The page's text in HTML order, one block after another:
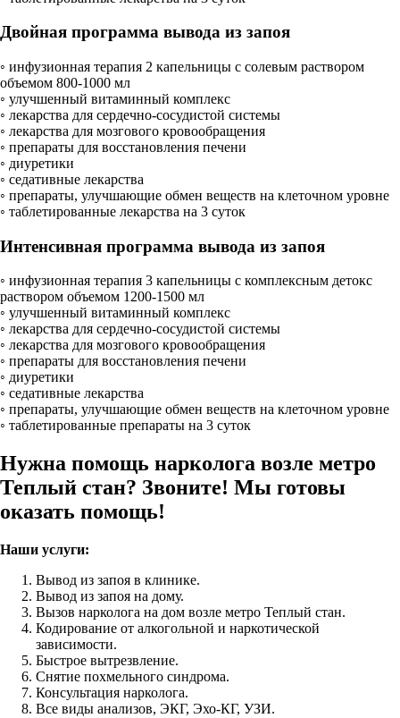
Двойная программа вывода из запоя
◦ инфузионная терапия 2 капельницы с солевым раствором
объемом 800-1000 мл
◦ улучшенный витаминный комплекс
◦ лекарства для сердечно-сосудистой системы
◦ лекарства для мозгового кровообращения
◦ препараты для восстановления печени
◦ диуретики
◦ седативные лекарства
◦ препараты, улучшающие обмен веществ на клеточном уровне
◦ таблетированные лекарства на 3 суток
Интенсивная программа вывода из запоя
◦ инфузионная терапия 3 капельницы с комплексным детокс
раствором объемом 1200-1500 мл
◦ улучшенный витаминный комплекс
◦ лекарства для сердечно-сосудистой системы
◦ лекарства для мозгового кровообращения
◦ препараты для восстановления печени
◦ диуретики
◦ седативные лекарства
◦ препараты, улучшающие обмен веществ на клеточном уровне
◦ таблетированные препараты на 3 суток
Нужна помощь нарколога возле метро
Теплый стан? Звоните! Мы готовы
оказать помощь!
Наши услуги:
Вывод из запоя в клинике.
Вывод из запоя на дому.
Вызов нарколога на дом возле метро Теплый стан.
Кодирование от алкогольной и наркотической
зависимости.
Быстрое вытрезвление.
Снятие похмельного синдрома.
Консультация нарколога.
Все виды анализов, ЭКГ, Эхо-КГ, УЗИ.